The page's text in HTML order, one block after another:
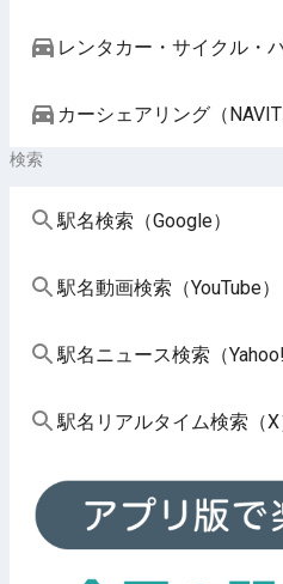
レンタカー・サイクル・
カーシェアリング（
検索
駅名検索（Google）
駅名動画検索（YouTube）
駅名ニュース検索（
駅名リアルタイム検索（X